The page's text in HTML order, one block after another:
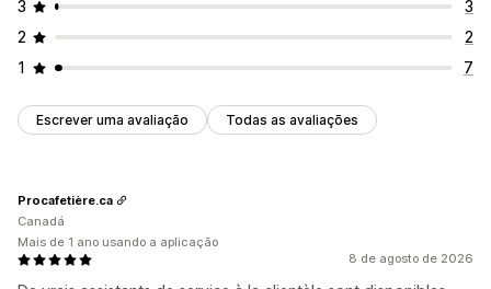
3
3
2
2
1
7
Escrever uma avaliação Todas as avaliações
8 de agosto de 2026
Procafetière.ca
Canadá
Mais de 1 ano usando a aplicação